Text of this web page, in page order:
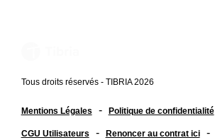
Tous droits réservés - TIBRIA 2026
Mentions Légales - Politique de confidentialité
CGU Utilisateurs - Renoncer au contrat ici -